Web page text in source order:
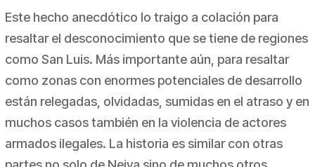
Este hecho anecdótico lo traigo a colación para
resaltar el desconocimiento que se tiene de regiones
como San Luis. Más importante aún, para resaltar
como zonas con enormes potenciales de desarrollo
están relegadas, olvidadas, sumidas en el atraso y en
muchos casos también en la violencia de actores
armados ilegales. La historia es similar con otras